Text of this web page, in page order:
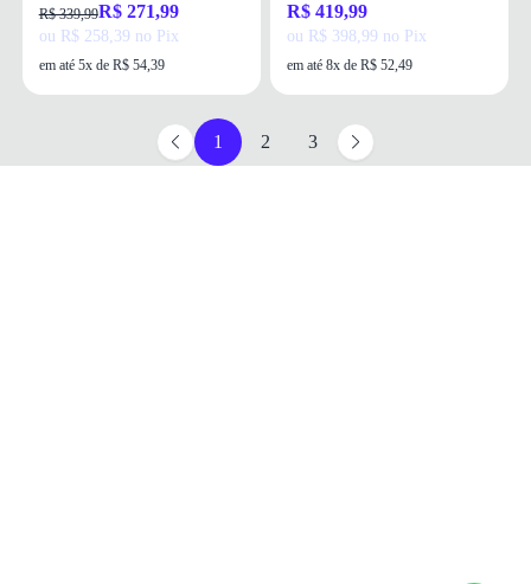
R$ 339,99R$ 271,99
ou R$ 258,39 no Pix
em até 5x de R$ 54,39
R$ 419,99
ou R$ 398,99 no Pix
em até 8x de R$ 52,49
1 2 3